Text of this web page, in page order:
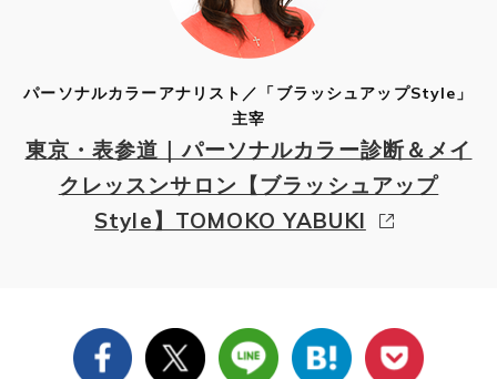
パーソナルカラーアナリスト／「ブラッシュアップStyle」
主宰
東京・表参道｜パーソナルカラー診断＆メイ
クレッスンサロン【ブラッシュアップ
Style】TOMOKO YABUKI